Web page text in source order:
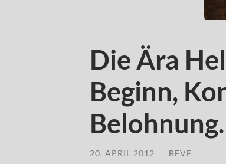
Die Ära
Beginn,
Belohnung.
20. APRIL 2012 BEVE